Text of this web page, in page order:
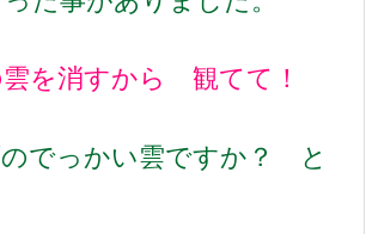
を消すから 観てて！
のでっかい雲ですか？ と